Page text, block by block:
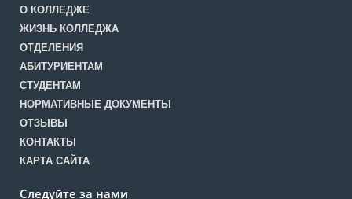
О КОЛЛЕДЖЕ
ЖИЗНЬ КОЛЛЕДЖА
ОТДЕЛЕНИЯ
АБИТУРИЕНТАМ
СТУДЕНТАМ
НОРМАТИВНЫЕ ДОКУМЕНТЫ
ОТЗЫВЫ
КОНТАКТЫ
КАРТА САЙТА
Следуйте за нами